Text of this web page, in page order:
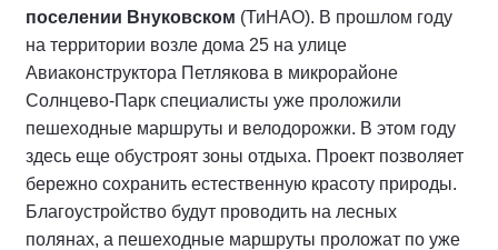
поселении Внуковском (ТиНАО). В прошлом году
на территории возле дома 25 на улице
Авиаконструктора Петлякова в микрорайоне
Солнцево-Парк специалисты уже проложили
пешеходные маршруты и велодорожки. В этом году
здесь еще обустроят зоны отдыха. Проект позволяет
бережно сохранить естественную красоту природы.
Благоустройство будут проводить на лесных
полянах, а пешеходные маршруты проложат по уже